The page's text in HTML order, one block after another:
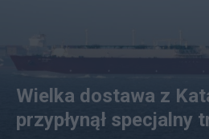
Wielka dostawa z
przypłynął specjalny